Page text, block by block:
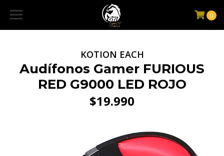
0
KOTION EACH
Audífonos Gamer FURIOUS
RED G9000 LED ROJO
$19.990